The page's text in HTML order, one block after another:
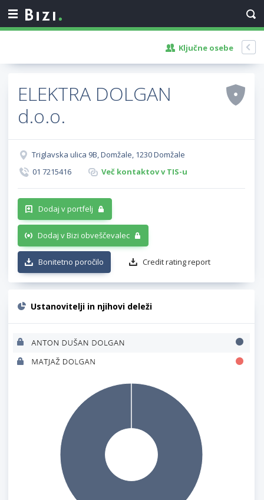
Ključne osebe
ELEKTRA DOLGAN
d.o.o.
Triglavska ulica 9B, Domžale, 1230 Domžale
01 7215416
Več kontaktov v TIS-u
Dodaj v portfelj
Dodaj v Bizi obveščevalec
Bonitetno poročilo Credit rating report
Ustanovitelji in njihovi deleži